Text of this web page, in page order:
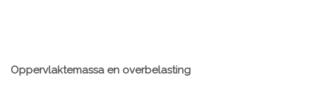
Oppervlaktemassa en overbelasting